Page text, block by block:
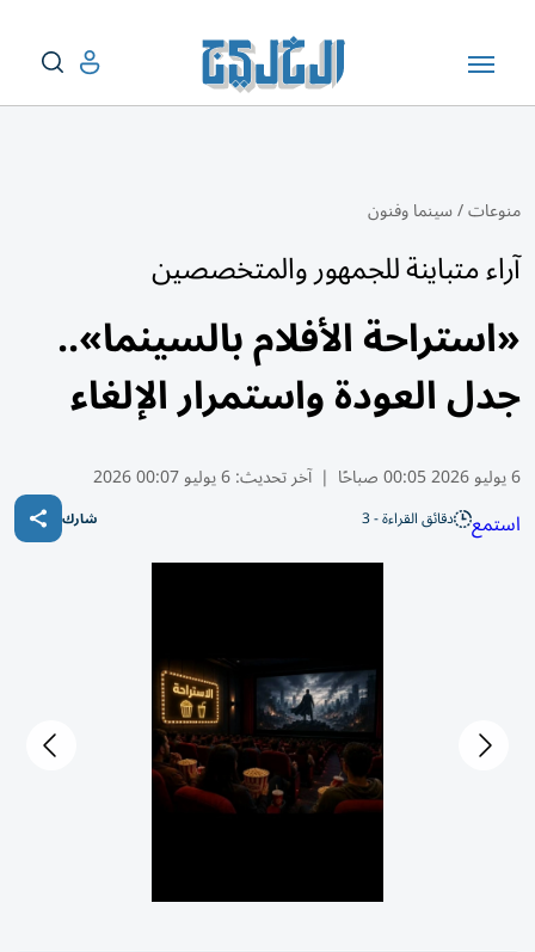
منوعات/سينما وفنون
آراء متباينة للجمهور والمتخصصين
«استراحة الأفلام بالسينما»..
جدل العودة واستمرار الإلغاء
6 يوليو 2026 00:05 صباحًا | آخر تحديث:6 يوليو 00:07 2026
استمع دقائق القراءة - 3 شارك